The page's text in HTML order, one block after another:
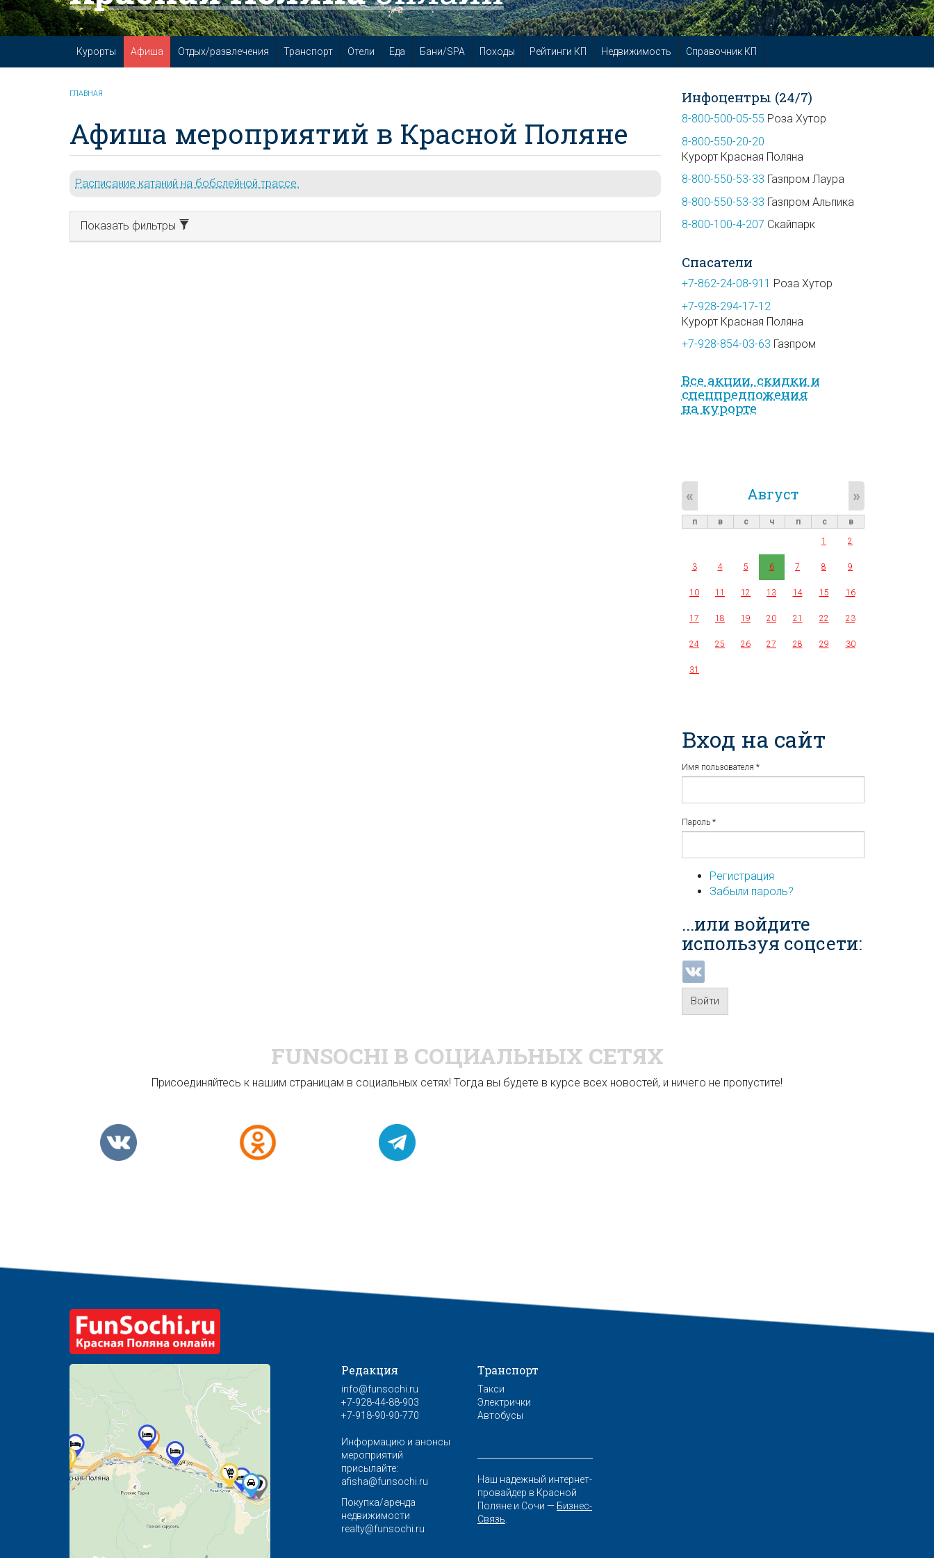
Курорты Афиша Отдых/развлечения Транспорт Отели Еда Бани/SPA Походы Рейтинги КП Недвижимость Справочник КП
ГЛАВНАЯ
Афиша мероприятий в Красной Поляне
Расписание катаний на бобслейной трассе.
Показать фильтры
Инфоцентры (24/7)
8-800-500-05-55 Роза Хутор
8-800-550-20-20
Курорт Красная Поляна
8-800-550-53-33 Газпром Лаура
8-800-550-53-33 Газпром Альпика
8-800-100-4-207 Скайпарк
Спасатели
+7-862-24-08-911 Роза Хутор
+7-928-294-17-12
Курорт Красная Поляна
+7-928-854-03-63 Газпром
Все акции, скидки и
спец­предложе­ния
на курорте
Август
« »
п в с ч п с
в
1
2
3 4 5 6 7 8 9
10 11 12 13 14 15 16
17 18 19 20 21 22 23
24 25 26 27 28 29 30
31
Вход на сайт
Имя пользователя *
Пароль *
Регистрация
Забыли пароль?
...или войдите
используя соцсети:
Войти
FUNSOCHI В СОЦИАЛЬНЫХ СЕТЯХ
Присоединяйтесь к нашим страницам в социальных сетях! Тогда вы будете в курсе всех новостей, и ничего не пропустите!
Редакция
info@funsochi.ru
+7-928-44-88-903
+7-918-90-90-770
Информацию и анонсы
мероприятий
присылайте:
afisha@funsochi.ru
Покупка/аренда
недвижимости
realty@funsochi.ru
Транспорт
Такси
Электрички
Автобусы
Наш надежный интернет-
провайдер в Красной
Поляне и Сочи — Бизнес-
Связь